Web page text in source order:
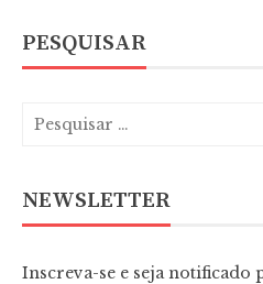
PESQUISAR
NEWSLETTER
Inscreva-se e seja notificado